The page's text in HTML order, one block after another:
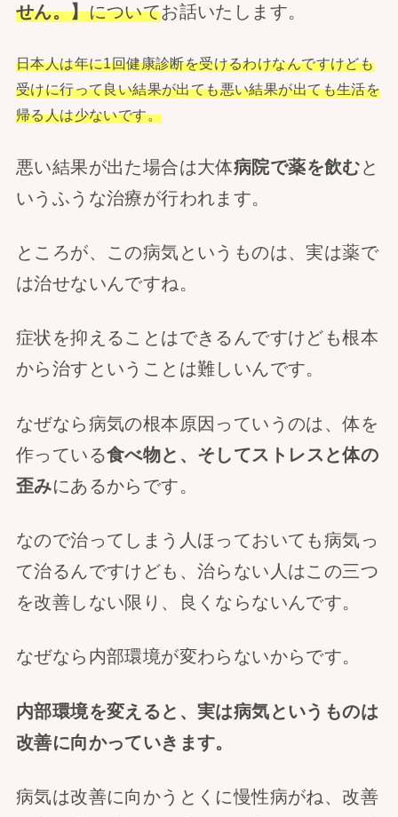
せん。】についてお話いたします。
日本人は年に1回健康診断を受けるわけなんですけども
受けに行って良い結果が出ても悪い結果が出ても生活を
帰る人は少ないです。
悪い結果が出た場合は大体病院で薬を飲むと
いうふうな治療が行われます。
ところが、この病気というものは、実は薬で
は治せないんですね。
症状を抑えることはできるんですけども根本
から治すということは難しいんです。
なぜなら病気の根本原因っていうのは、体を
作っている食べ物と、そしてストレスと体の
歪みにあるからです。
なので治ってしまう人ほっておいても病気っ
て治るんですけども、治らない人はこの三つ
を改善しない限り、良くならないんです。
なぜなら内部環境が変わらないからです。
内部環境を変えると、実は病気というものは
改善に向かっていきます。
病気は改善に向かうとくに慢性病がね、改善